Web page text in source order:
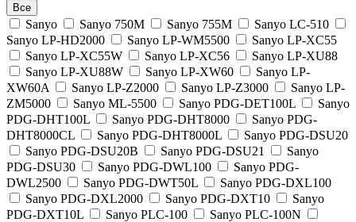
Все
Sanyo Sanyo 750M Sanyo 755M
Sanyo LC-510
Sanyo LP-HD2000
Sanyo LP-WM5500
Sanyo LP-XC55
Sanyo LP-XC55W
Sanyo LP-XC56
Sanyo LP-XU88
Sanyo LP-XU88W
Sanyo LP-XW60
Sanyo LP-
XW60A
Sanyo LP-Z2000 Sanyo LP-Z3000
Sanyo LP-
ZM5000
Sanyo ML-5500 Sanyo PDG-DET100L
Sanyo
PDG-DHT100L
Sanyo PDG-DHT8000
Sanyo PDG-
DHT8000CL
Sanyo PDG-DHT8000L
Sanyo PDG-DSU20
Sanyo PDG-DSU20B
Sanyo PDG-DSU21
Sanyo
PDG-DSU30
Sanyo PDG-DWL100
Sanyo PDG-
DWL2500
Sanyo PDG-DWT50L
Sanyo PDG-DXL100
Sanyo PDG-DXL2000
Sanyo PDG-DXT10
Sanyo
PDG-DXT10L
Sanyo PLC-100
Sanyo PLC-100N